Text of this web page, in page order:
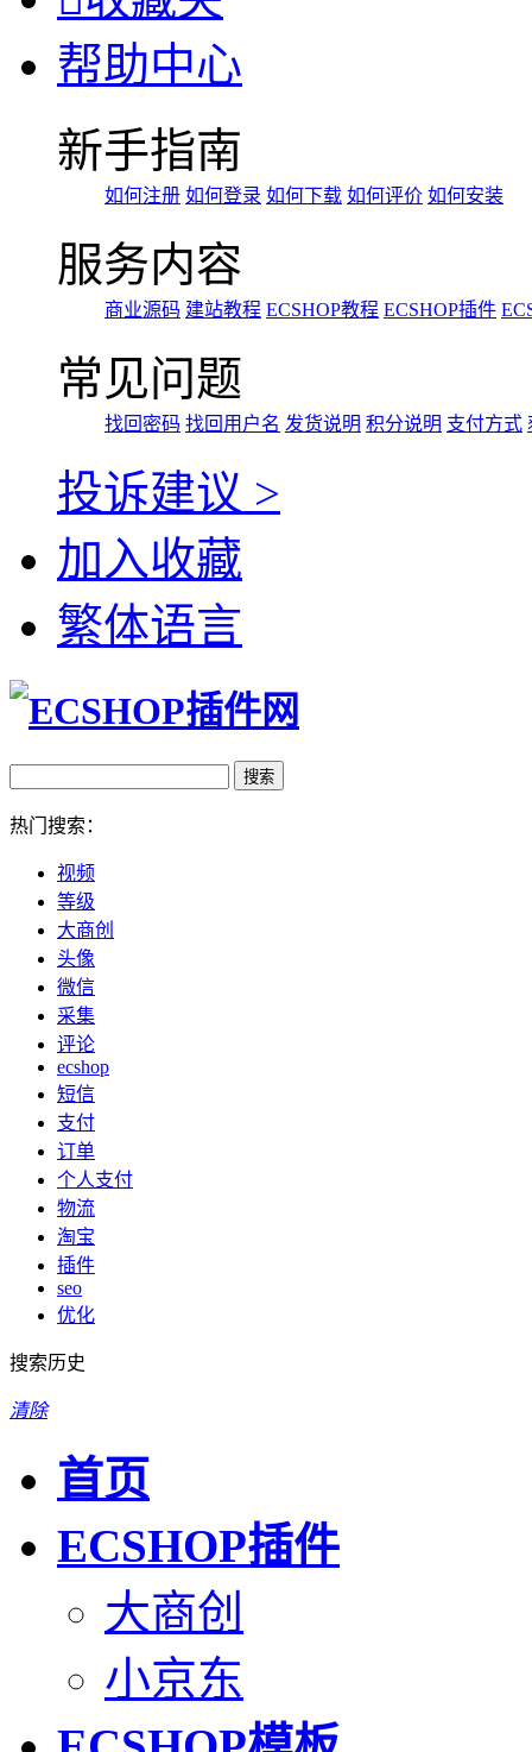
帮助中心
新手指南
如何注册 如何登录 如何下载 如何评价 如何安装
服务内容
商业源码 建站教程 ECSHOP教程 ECSHOP插件
常见问题
找回密码 找回用户名 发货说明 积分说明 支付方式
投诉建议 >
加入收藏
繁体语言
热门搜索：
视频
等级
大商创
头像
微信
采集
评论
ecshop
短信
支付
订单
个人支付
物流
淘宝
插件
seo
优化
搜索历史
清除
首页
ECSHOP插件
大商创
小京东